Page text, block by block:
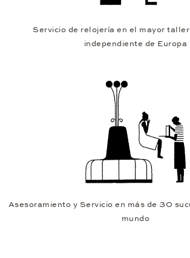
Servicio de relojería en el mayor
independiente de Europa
Asesoramiento y Servicio en más de 30
mundo